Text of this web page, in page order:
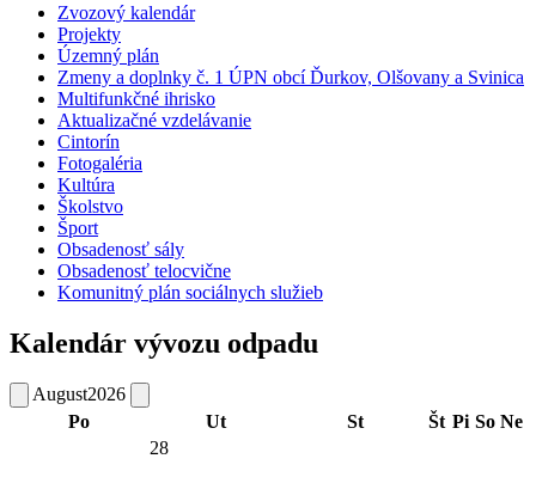
Zvozový kalendár
Projekty
Územný plán
Zmeny a doplnky č. 1 ÚPN obcí Ďurkov, Olšovany a Svinica
Multifunkčné ihrisko
Aktualizačné vzdelávanie
Cintorín
Fotogaléria
Kultúra
Školstvo
Šport
Obsadenosť sály
Obsadenosť telocvične
Komunitný plán sociálnych služieb
Kalendár vývozu odpadu
August2026
Po
Ut St Št Pi So Ne
28